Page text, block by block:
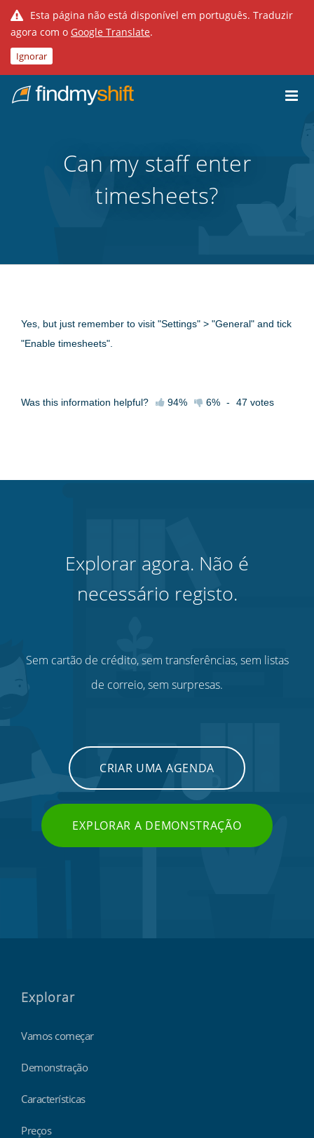
Esta página não está disponível em português. Traduzir
agora com o Google Translate.
Ignorar
Casa
Can my staff enter
timesheets?
Yes, but just remember to visit "Settings" > "General" and tick
"Enable timesheets".
Was this information helpful? 94% 6% - 47 votes
Explorar agora. Não é
necessário registo.
Sem cartão de crédito, sem transferências, sem listas
de correio, sem surpresas.
CRIAR UMA AGENDA
EXPLORAR A DEMONSTRAÇÃO
Explorar
Vamos começar
Demonstração
Características
Preços